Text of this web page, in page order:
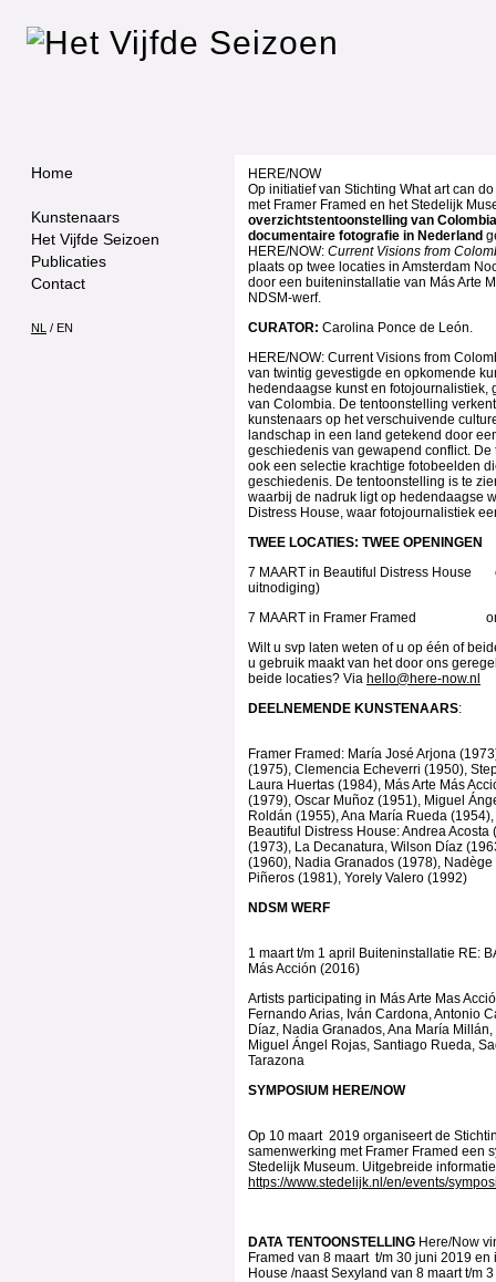
Home
Kunstenaars
Het Vijfde Seizoen
Publicaties
Contact
NL / EN
HERE/NOW
Op initiatief van Stichting What art can
met Framer Framed en het Stedelijk
overzichtstentoonstelling van
documentaire fotografie in Nederland
HERE/NOW: Current Visions from
plaats op twee locaties in Amsterdam
door een buiteninstallatie van Más Arte
NDSM-werf.
CURATOR: Carolina Ponce de León.
HERE/NOW: Current Visions from
van twintig gevestigde en opkomende
hedendaagse kunst en fotojournalistiek,
van Colombia. De tentoonstelling
kunstenaars op het verschuivende
landschap in een land getekend door
geschiedenis van gewapend conflict.
ook een selectie krachtige fotobeelden
geschiedenis. De tentoonstelling is te
waarbij de nadruk ligt op hedendaagse
Distress House, waar fotojournalistiek
TWEE LOCATIES: TWEE
7 MAART in Beautiful Distress House
uitnodiging)
7 MAART in Framer Framed om
Wilt u svp laten weten of u op één of
u gebruik maakt van het door ons
beide locaties? Via hello@here-now.nl
DEELNEMENDE KUNSTENAARS
Framer Framed: María José Arjona
(1975), Clemencia Echeverri (1950),
Laura Huertas (1984), Más Arte Más
(1979), Oscar Muñoz (1951), Miguel
Roldán (1955), Ana María Rueda
Beautiful Distress House: Andrea
(1973), La Decanatura, Wilson Díaz
(1960), Nadia Granados (1978),
Piñeros (1981), Yorely Valero (1992)
NDSM
1 maart t/m 1 april Buiteninstallatie RE:
Más Acción (2016)
Artists participating in Más Arte Mas
Fernando Arias, Iván Cardona, Antonio
Díaz, Nadia Granados, Ana María
Miguel Ángel Rojas, Santiago Rueda,
Tarazona
SYMPOSIUM
Op 10 maart 2019 organiseert de
samenwerking met Framer Framed een
Stedelijk Museum. Uitgebreide
https://www.stedelijk.nl/en/events/
DATA TENTOONSTELLING Here/Now
Framed van 8 maart t/m 30 juni 2019 en
House /naast Sexyland van 8 maart t/m